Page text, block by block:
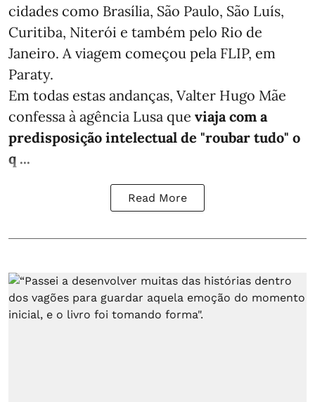
cidades como Brasília, São Paulo, São Luís,
Curitiba, Niterói e também pelo Rio de
Janeiro. A viagem começou pela FLIP, em
Paraty.
Em todas estas andanças, Valter Hugo Mãe
confessa à agência Lusa que viaja com a
predisposição intelectual de "roubar tudo" o
q ...
Read More